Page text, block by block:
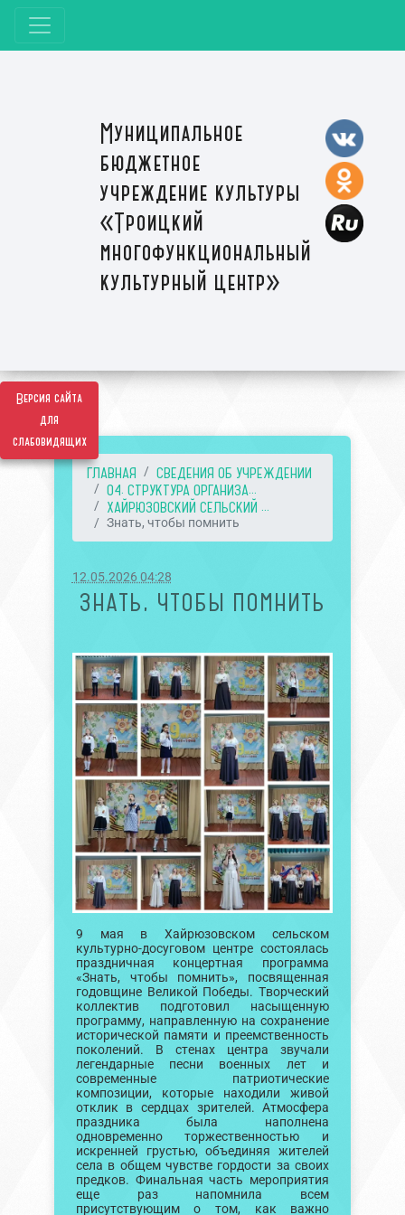
Версия сайта
для
слабовидящих
Муниципальное
бюджетное
учреждение культуры
«Троицкий
многофункциональный
культурный центр»
ГЛАВНАЯ
СВЕДЕНИЯ ОБ УЧРЕЖДЕНИИ
04. СТРУКТУРА ОРГАНИЗА...
ХАЙРЮЗОВСКИЙ СЕЛЬСКИЙ ...
Знать, чтобы помнить
12.05.2026 04:28
ЗНАТЬ, ЧТОБЫ ПОМНИТЬ
9 мая в Хайрюзовском сельском
культурно-досуговом центре состоялась
праздничная концертная программа
«Знать, чтобы помнить», посвященная
годовщине Великой Победы. Творческий
коллектив подготовил насыщенную
программу, направленную на сохранение
исторической памяти и преемственность
поколений. В стенах центра звучали
легендарные песни военных лет и
современные патриотические
композиции, которые находили живой
отклик в сердцах зрителей. Атмосфера
праздника была наполнена
одновременно торжественностью и
искренней грустью, объединяя жителей
села в общем чувстве гордости за своих
предков. Финальная часть мероприятия
еще раз напомнила всем
присутствующим о том, как важно